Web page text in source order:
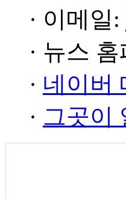
· 이메일:
· 뉴스
· 네이버
· 그곳이